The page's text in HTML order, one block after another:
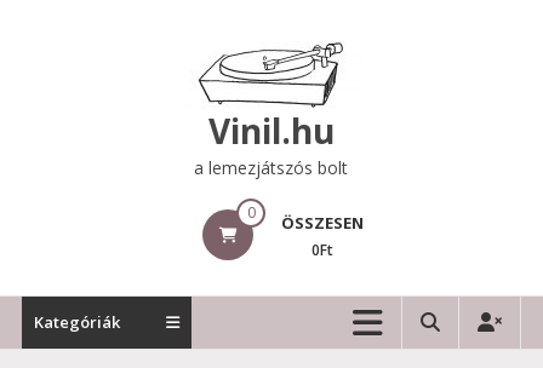
Vinil.hu
a lemezjátszós bolt
0 ÖSSZESEN
0Ft
Kategóriák